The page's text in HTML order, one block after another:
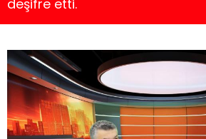
deşifre etti.